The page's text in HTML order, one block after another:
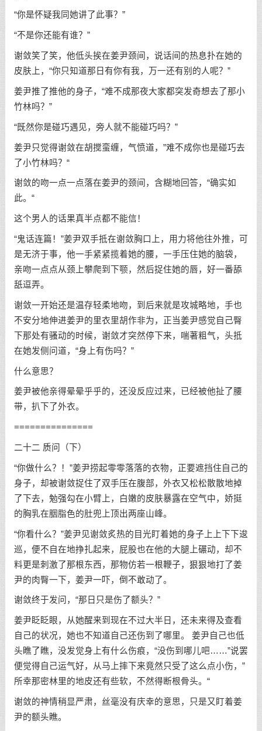
“你是怀疑我同她讲了此事？”
“不是你还能有谁？”
谢敛笑了笑，他低头挨在姜尹颈间，说话间的热息扑在她的
皮肤上，“你只知道那日有你有我，万一还有别的人呢？”
姜尹推了推他的身子，“难不成那夜大家都突发奇想去了那小
竹林吗？”
“既然你是碰巧遇见，旁人就不能碰巧吗？”
姜尹只觉得谢敛在胡搅蛮缠，气愤道，”难不成你也是碰巧去
了小竹林吗？“
谢敛的吻一点一点落在姜尹的颈间，含糊地回答，“确实如
此。“
这个男人的话果真半点都不能信！
“鬼话连篇！”姜尹双手抵在谢敛胸口上，用力将他往外推，可
是无济于事，他一手紧紧揽着她的腰，一手压住她的脑袋，
亲吻一点点从颈上攀爬到下颚，然后捉住她的唇，好一番舔
舐逗弄。
谢敛一开始还是温存轻柔地吻，到后来就是攻城略地，手也
不安分地伸进姜尹的里衣里胡作非为，正当姜尹感觉自己臀
下那处有骚动的时候，谢敛才突然停下来，喘著粗气，头抵
在她发侧问道，“身上有伤吗？”
什么意思？
姜尹被他亲得晕晕乎乎的，还没反应过来，已经被他扯了腰
带，扒下了外衣。
===============
二十二 质问（下）
“你做什么？！”姜尹捞起零零落落的衣物，正要遮挡住自己的
身子，却被谢敛捉住了双手压在腹部，外衣又松松散散地掉
了下去，勉强勾在小臂上，白嫩的皮肤暴露在空气中，娇挺
的胸乳在胭脂色的肚兜上顶出两座山峰。
“你看什么？”姜尹见谢敛炙热的目光盯着她的身子上上下下逡
巡，便不自在地挣扎起来，屁股也在他的大腿上碾动，却不
料更是刺激了那根东西，那物仿若一根鞭子，狠狠地打了姜
尹的肉臀一下，姜尹一吓，倒不敢动了。
谢敛终于发问，“那日只是伤了额头？”
姜尹眨眨眼，从她醒来到现在不过大半日，还未来得及查看
自己的状况，她也不知道自己还伤到了哪里。 姜尹自己也低
头瞧了瞧，没发觉身上有什么伤痕，“没伤到哪儿吧……”说罢
便觉得自己运气好，从马上摔下来竟然只受了这么点小伤，”
所幸那密林里的地皮还有些软，不然得断根骨头。“
谢敛的神情稍显严肃，丝毫没有庆幸的意思，只是又盯着姜
尹的额头瞧。